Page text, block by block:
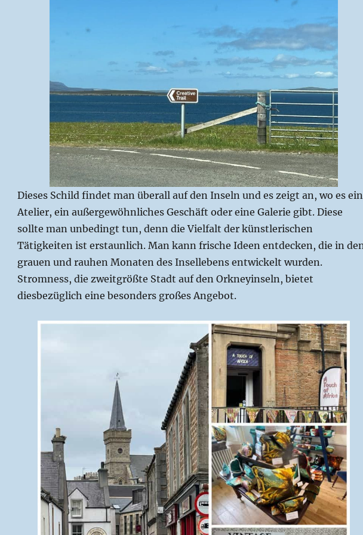
Dieses Schild findet man überall auf den Inseln und es zeigt an, wo es ein
Atelier, ein außergewöhnliches Geschäft oder eine Galerie gibt. Diese
sollte man unbedingt tun, denn die Vielfalt der künstlerischen
Tätigkeiten ist erstaunlich. Man kann frische Ideen entdecken, die in
grauen und rauhen Monaten des Insellebens entwickelt wurden.
Stromness, die zweitgrößte Stadt auf den Orkneyinseln, bietet
diesbezüglich eine besonders großes Angebot.